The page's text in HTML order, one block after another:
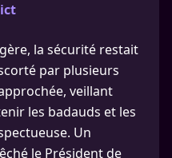
la sécurité restait
par plusieurs
veillant
les badauds et les
Un
le Président de